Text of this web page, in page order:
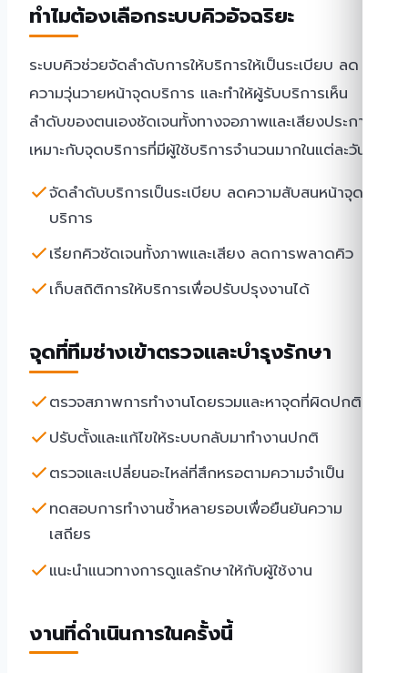
ทำไมต้องเลือกระบบคิวอัจฉริยะ
ระบบคิวช่วยจัดลำดับการให้บริการให้เป็นระเบียบ ลด
ความวุ่นวายหน้าจุดบริการ และทำให้ผู้รับบริการเห็น
ลำดับของตนเองชัดเจนทั้งทางจอภาพและเสียงประกาศ
เหมาะกับจุดบริการที่มีผู้ใช้บริการจำนวนมากในแต่ละวัน
จัดลำดับบริการเป็นระเบียบ ลดความสับสนหน้าจุด
บริการ
เรียกคิวชัดเจนทั้งภาพและเสียง ลดการพลาดคิว
เก็บสถิติการให้บริการเพื่อปรับปรุงงานได้
จุดที่ทีมช่างเข้าตรวจและบำรุงรักษา
ตรวจสภาพการทำงานโดยรวมและหาจุดที่ผิดปกติ
ปรับตั้งและแก้ไขให้ระบบกลับมาทำงานปกติ
ตรวจและเปลี่ยนอะไหล่ที่สึกหรอตามความจำเป็น
ทดสอบการทำงานซ้ำหลายรอบเพื่อยืนยันความ
เสถียร
แนะนำแนวทางการดูแลรักษาให้กับผู้ใช้งาน
งานที่ดำเนินการในครั้งนี้